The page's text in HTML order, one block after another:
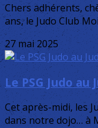
Chers adhérents,
ans, le Judo Club
27 mai 2025
Le PSG Judo au
Cet après-midi, les
dans notre dojo… à